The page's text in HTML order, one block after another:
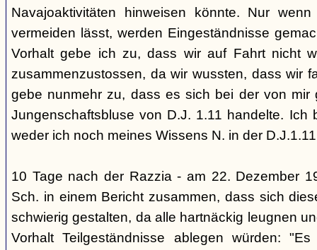
Navajoaktivitäten hinweisen könnte. Nur
vermeiden lässt, werden Eingeständnisse
Vorhalt gebe ich zu, dass wir auf Fahrt nicht
zusammenzustossen, da wir wussten, dass wir
gebe nunmehr zu, dass es sich bei der von mir
Jungenschaftsbluse von D.J. 1.11 handelte. Ich
weder ich noch meines Wissens N. in der
10 Tage nach der Razzia - am 22. Dezember
Sch. in einem Bericht zusammen, dass sich
schwierig gestalten, da alle hartnäckig leugnen
Vorhalt Teilgeständnisse ablegen würden: